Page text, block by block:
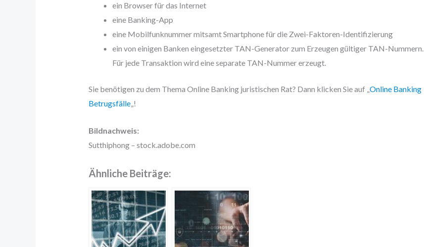
ein Browser für das Internet
eine Banking-App
eine Mobilfunknummer mitsamt Smartphone für die Zwei-Faktoren-Identifizierung
ein von einigen Banken eingesetzter TAN-Generator zum Erzeugen gültiger TAN-Nummern.
Für jede Transaktion wird eine separate TAN-Nummer erzeugt.
Sie benötigen zu dem Thema Online Banking juristischen Rat? Dann klicken Sie auf „Online Banking
Betrugsfälle„!
Bildnachweis:
Sutthiphong – stock.adobe.com
Ähnliche Beiträge: